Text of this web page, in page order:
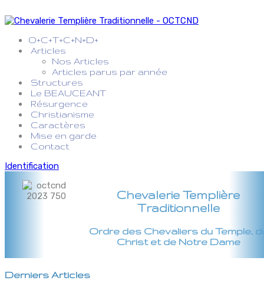
O+C+T+C+N+D+
Articles
Nos Articles
Articles parus par année
Structures
Le BEAUCEANT
Résurgence
Christianisme
Caractères
Mise en garde
Contact
Identification
Chevalerie Templière
Traditionnelle
Ordre des Chevaliers du Temple,
Christ et de Notre Dame
Derniers Articles